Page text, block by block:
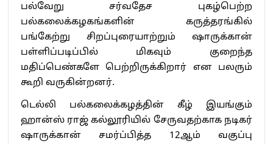
பல்வேறு சர்வதேச புகழ்பெற்ற
பல்கலைக்கழகங்களின் கருத்தரங்கில்
பங்கேற்று சிறப்புரையாற்றும் ஷாருக்கான்
பள்ளிப்படிப்பில் மிகவும் குறைந்த
மதிப்பெண்களே பெற்றிருக்கிறார் என பலரும்
கூறி வருகின்றனர்.
டெல்லி பல்கலைக்கழத்தின் கீழ் இயங்கும்
ஹான்ஸ் ராஜ் கல்லூரியில் சேருவதற்காக நடிகர்
ஷாருக்கான் சமர்ப்பித்த 12ஆம் வகுப்பு